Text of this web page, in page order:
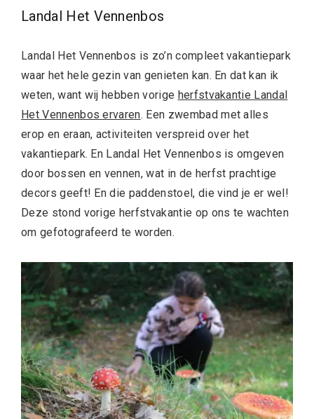
Landal Het Vennenbos
Landal Het Vennenbos is zo’n compleet vakantiepark
waar het hele gezin van genieten kan. En dat kan ik
weten, want wij hebben vorige herfstvakantie Landal
Het Vennenbos ervaren. Een zwembad met alles
erop en eraan, activiteiten verspreid over het
vakantiepark. En Landal Het Vennenbos is omgeven
door bossen en vennen, wat in de herfst prachtige
decors geeft! En die paddenstoel, die vind je er wel!
Deze stond vorige herfstvakantie op ons te wachten
om gefotografeerd te worden.